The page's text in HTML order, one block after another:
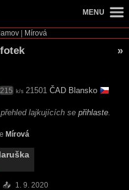
Mírová
»
215 k/s 21501 ČAD Blansko
lajkujících se přihlaste.
Mírová
📤 1. 9. 2020
MENU